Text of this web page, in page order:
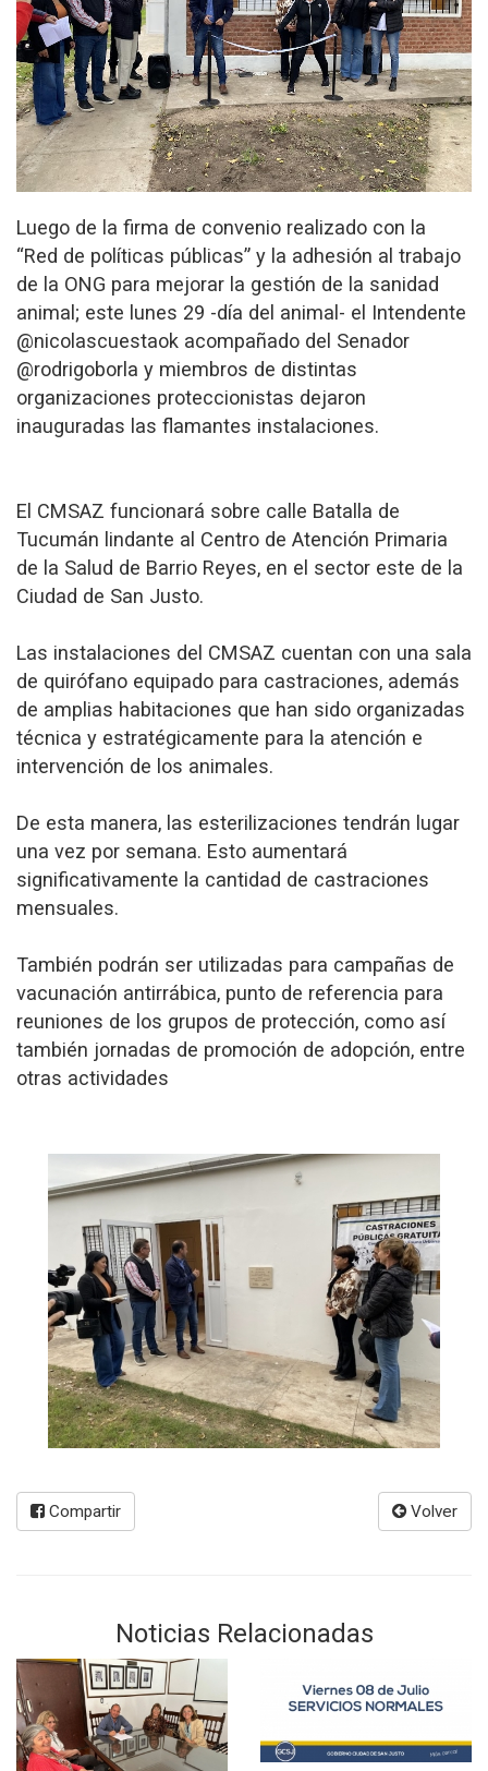
Luego de la firma de convenio realizado con la
“Red de políticas públicas” y la adhesión al trabajo
de la ONG para mejorar la gestión de la sanidad
animal; este lunes 29 -día del animal- el Intendente
@nicolascuestaok acompañado del Senador
@rodrigoborla y miembros de distintas
organizaciones proteccionistas dejaron
inauguradas las flamantes instalaciones.
El CMSAZ funcionará sobre calle Batalla de
Tucumán lindante al Centro de Atención Primaria
de la Salud de Barrio Reyes, en el sector este de la
Ciudad de San Justo.
Las instalaciones del CMSAZ cuentan con una sala
de quirófano equipado para castraciones, además
de amplias habitaciones que han sido organizadas
técnica y estratégicamente para la atención e
intervención de los animales.
De esta manera, las esterilizaciones tendrán lugar
una vez por semana. Esto aumentará
significativamente la cantidad de castraciones
mensuales.
También podrán ser utilizadas para campañas de
vacunación antirrábica, punto de referencia para
reuniones de los grupos de protección, como así
también jornadas de promoción de adopción, entre
otras actividades
Compartir Volver
Noticias Relacionadas